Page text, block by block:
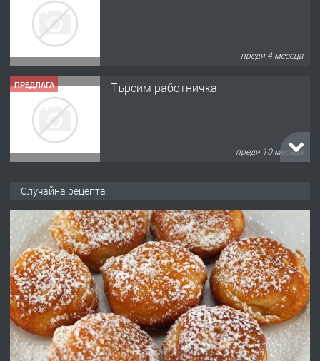
преди 10 месеца
ПРЕДЛАГА
Продава употребявани чисти и
преди 1 година
преди 1 година
ПРЕДЛАГА
Първи поход "По стъпките на Ангел
Войвода"
преди 1 година
Случайна рецепта